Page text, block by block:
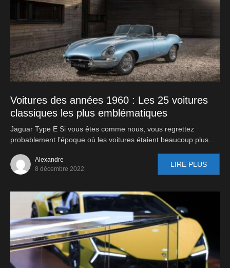
Voitures des années 1960 : Les 25 voitures
classiques les plus emblématiques
Jaguar Type E Si vous êtes comme nous, vous regrettez
probablement l’époque où les voitures étaient beaucoup plus…
Alexandre
8 décembre 2022
LIRE PLUS